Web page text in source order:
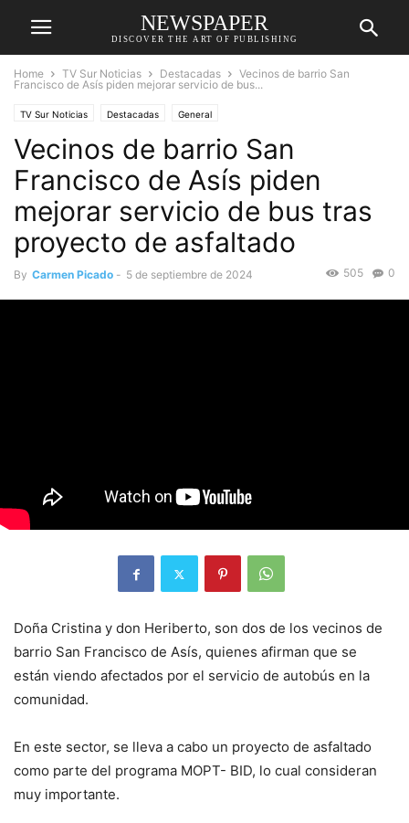
NEWSPAPER
DISCOVER THE ART OF PUBLISHING
Home TV Sur Noticias Destacadas
Vecinos de barrio San
Francisco de Asís piden mejorar servicio de bus...
TV Sur Noticias Destacadas General
Vecinos de barrio San
Francisco de Asís piden
mejorar servicio de bus tras
proyecto de asfaltado
By Carmen Picado - 5 de septiembre de 2024 0
505
Doña Cristina y don Heriberto, son dos de los vecinos de
barrio San Francisco de Asís, quienes afirman que se
están viendo afectados por el servicio de autobús en la
comunidad.
En este sector, se lleva a cabo un proyecto de asfaltado
como parte del programa MOPT- BID, lo cual consideran
muy importante.